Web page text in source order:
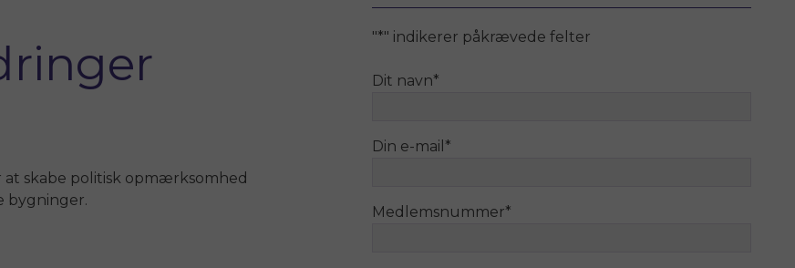
skabe politisk opmærksomhed
bygninger.
"*" indikerer påkrævede felter
Dit navn*
Din e-mail *
Medlemsnummer*